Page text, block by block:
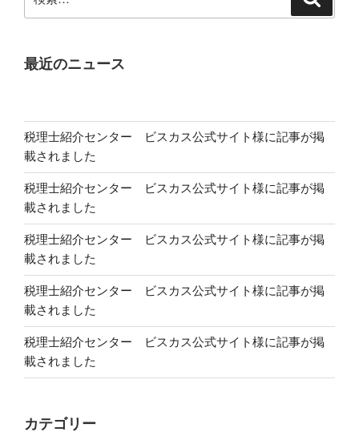
索:
最近のニュース
税理士紹介センター ビスカス公式サイト様に記事が掲
載されました
税理士紹介センター ビスカス公式サイト様に記事が掲
載されました
税理士紹介センター ビスカス公式サイト様に記事が掲
載されました
税理士紹介センター ビスカス公式サイト様に記事が掲
載されました
税理士紹介センター ビスカス公式サイト様に記事が掲
載されました
カテゴリー